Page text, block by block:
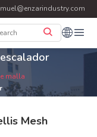
malla
Mesh